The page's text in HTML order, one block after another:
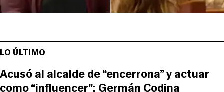
LO ÚLTIMO
Acusó al alcalde de “encerrona” y actuar
como “influencer”: Germán Codina